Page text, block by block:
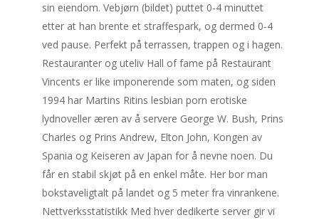
sin eiendom. Vebjørn (bildet) puttet 0-4 minuttet
etter at han brente et straffespark, og dermed 0-4
ved pause. Perfekt på terrassen, trappen og i hagen.
Restauranter og uteliv Hall of fame på Restaurant
Vincents er like imponerende som maten, og siden
1994 har Martins Ritins lesbian porn erotiske
lydnoveller æren av å servere George W. Bush, Prins
Charles og Prins Andrew, Elton John, Kongen av
Spania og Keiseren av Japan for å nevne noen. Du
får en stabil skjøt på en enkel måte. Her bor man
bokstaveligtalt på landet og 5 meter fra vinrankene.
Nettverksstatistikk Med hver dedikerte server gir vi